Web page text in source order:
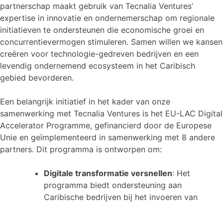
partnerschap maakt gebruik van Tecnalia Ventures’
expertise in innovatie en ondernemerschap om regionale
initiatieven te ondersteunen die economische groei en
concurrentievermogen stimuleren. Samen willen we kansen
creëren voor technologie-gedreven bedrijven en een
levendig ondernemend ecosysteem in het Caribisch
gebied bevorderen.
Een belangrijk initiatief in het kader van onze
samenwerking met Tecnalia Ventures is het EU-LAC Digital
Accelerator Programme, gefinancierd door de Europese
Unie en geïmplementeerd in samenwerking met 8 andere
partners. Dit programma is ontworpen om:
Digitale transformatie versnellen: Het
programma biedt ondersteuning aan
Caribische bedrijven bij het invoeren van